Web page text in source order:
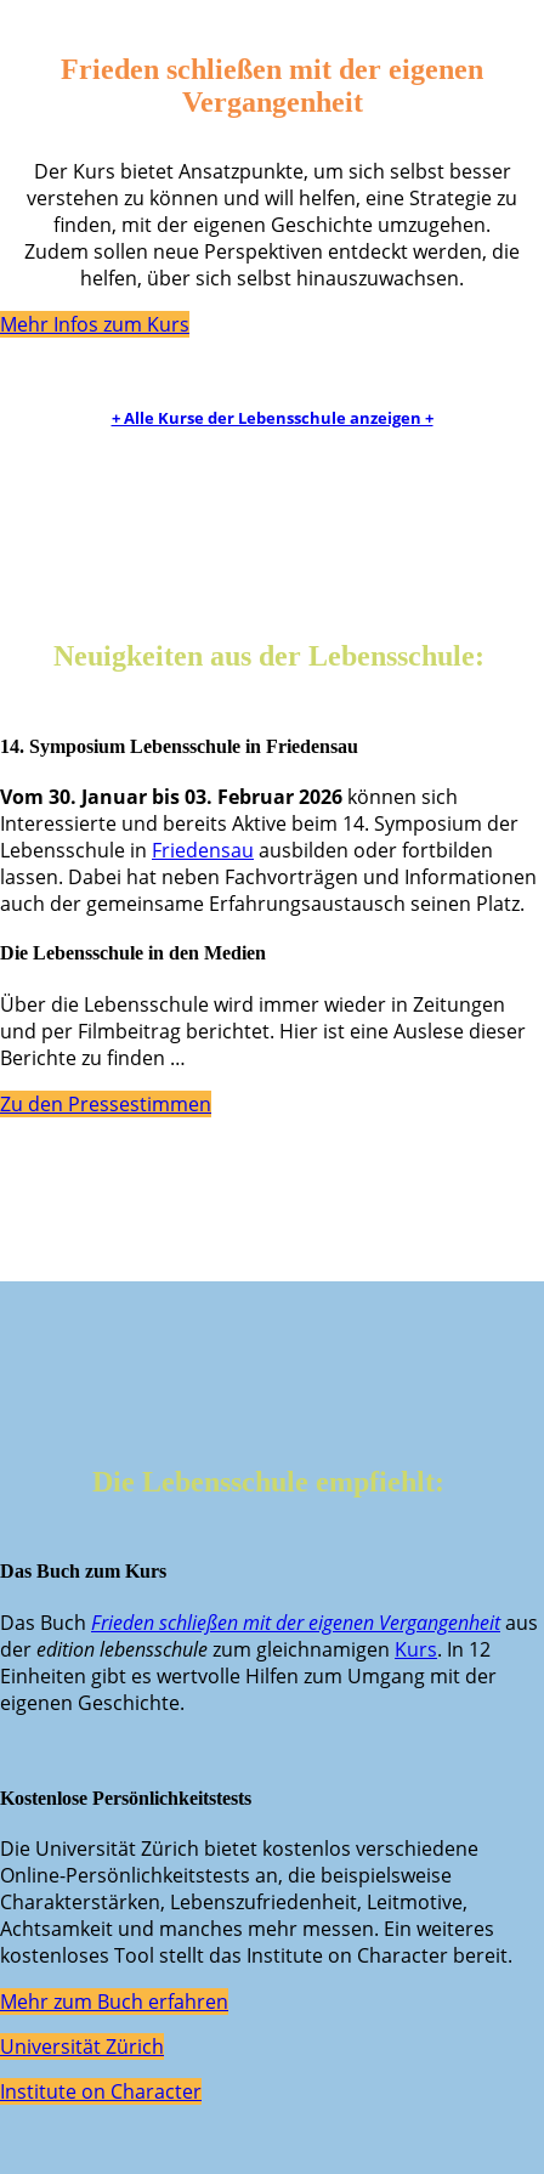
Frieden schließen mit der eigenen
Vergangenheit
Der Kurs bietet Ansatzpunkte, um sich selbst besser
verstehen zu können und will helfen, eine Strategie zu
finden, mit der eigenen Geschichte umzugehen.
Zudem sollen neue Perspektiven entdeckt werden, die
helfen, über sich selbst hinauszuwachsen.
Mehr Infos zum Kurs
+ Alle Kurse der Lebensschule anzeigen +
Neuigkeiten aus der Lebensschule:
14. Symposium Lebensschule in Friedensau
Vom 30. Januar bis 03. Februar 2026 können sich
Interessierte und bereits Aktive beim 14. Symposium der
Lebensschule in Friedensau ausbilden oder fortbilden
lassen. Dabei hat neben Fachvorträgen und Informationen
auch der gemeinsame Erfahrungsaustausch seinen Platz.
Die Lebensschule in den Medien
Über die Lebensschule wird immer wieder in Zeitungen
und per Filmbeitrag berichtet. Hier ist eine Auslese dieser
Berichte zu finden …
Zu den Pressestimmen
Die Lebensschule empfiehlt:
Das Buch zum Kurs
Das Buch Frieden schließen mit der eigenen Vergangenheitaus
deredition lebensschulezum gleichnamigen Kurs. In 12
Einheiten gibt es wertvolle Hilfen zum Umgang mit der
eigenen Geschichte.
Kostenlose Persönlichkeitstests
Die Universität Zürich bietet kostenlos verschiedene
Online-Persönlichkeitstests an, die beispielsweise
Charakterstärken, Lebenszufriedenheit, Leitmotive,
Achtsamkeit und manches mehr messen. Ein weiteres
kostenloses Tool stellt das Institute on Character bereit.
Mehr zum Buch erfahren
Universität Zürich
Institute on Character